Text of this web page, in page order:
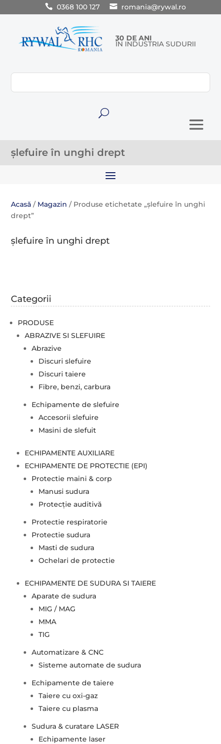
0368 100 127 romania@rywal.ro
30 DE ANI
ÎN INDUSTRIA SUDURII
U
șlefuire în unghi drept
Acasă / Magazin / Produse etichetate „șlefuire în unghi
drept”
șlefuire în unghi drept
Categorii
PRODUSE
ABRAZIVE SI SLEFUIRE
Abrazive
Discuri slefuire
Discuri taiere
Fibre, benzi, carbura
Echipamente de slefuire
Accesorii slefuire
Masini de slefuit
ECHIPAMENTE AUXILIARE
ECHIPAMENTE DE PROTECTIE (EPI)
Protectie maini & corp
Manusi sudura
Protecție auditivă
Protectie respiratorie
Protectie sudura
Masti de sudura
Ochelari de protectie
ECHIPAMENTE DE SUDURA SI TAIERE
Aparate de sudura
MIG / MAG
MMA
TIG
Automatizare & CNC
Sisteme automate de sudura
Echipamente de taiere
Taiere cu oxi-gaz
Taiere cu plasma
Sudura & curatare LASER
Echipamente laser